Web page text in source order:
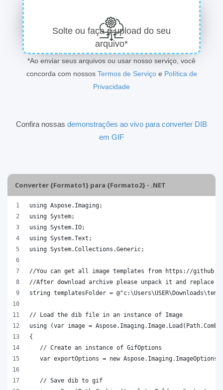
Solte ou faça o upload do seu
arquivo*
*Ao enviar seus arquivos ou usar nosso serviço, você
concorda com nossos Termos de Serviçoe Política de
Privacidade
Confira nossas demonstrações ao vivo para converter DIB
em GIF
Converter {Formato1} para {Formato2} - .NET